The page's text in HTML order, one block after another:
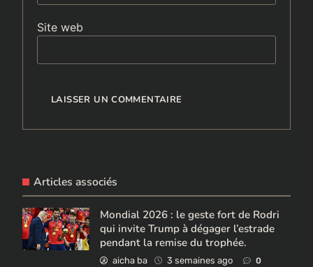
Site web
Articles associés
Mondial 2026 : le geste fort de Rodri
qui invite Trump à dégager l’estrade
pendant la remise du trophée.
aicha ba 3 semaines ago 0